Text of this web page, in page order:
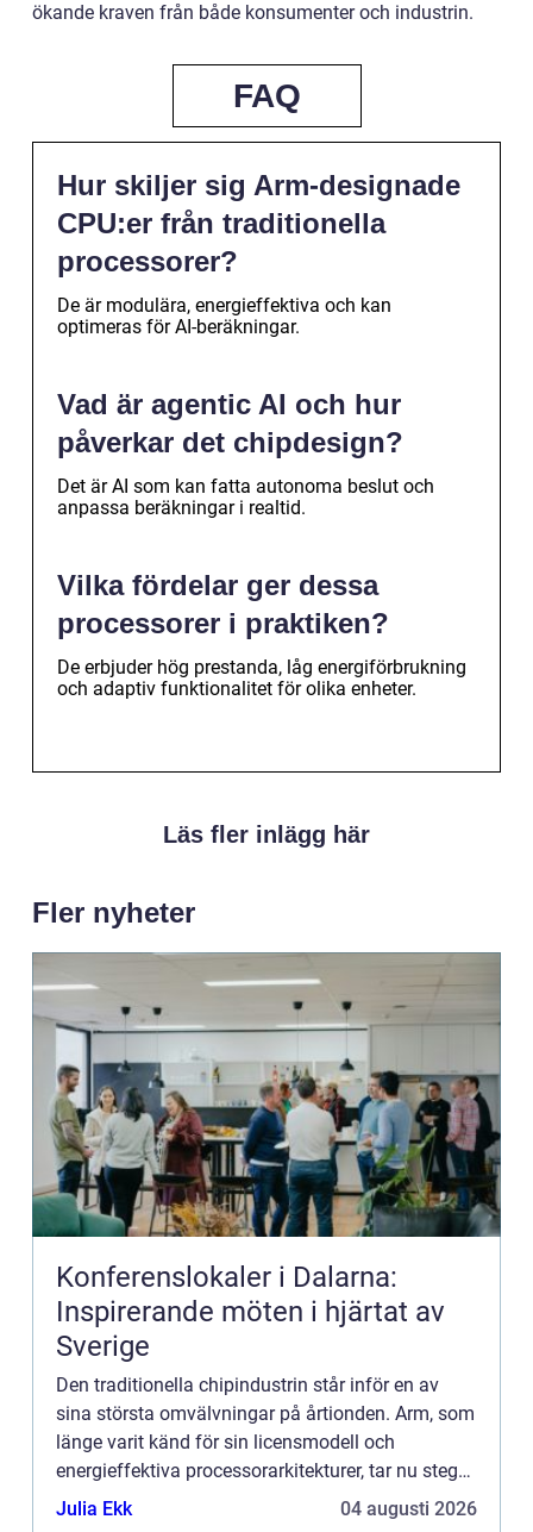
ökande kraven från både konsumenter och industrin.
FAQ
Hur skiljer sig Arm‑designade
CPU:er från traditionella
processorer?
De är modulära, energieffektiva och kan
optimeras för AI-beräkningar.
Vad är agentic AI och hur
påverkar det chipdesign?
Det är AI som kan fatta autonoma beslut och
anpassa beräkningar i realtid.
Vilka fördelar ger dessa
processorer i praktiken?
De erbjuder hög prestanda, låg energiförbrukning
och adaptiv funktionalitet för olika enheter.
Läs fler inlägg här
Fler nyheter
Konferenslokaler i Dalarna:
Inspirerande möten i hjärtat av
Sverige
Den traditionella chipindustrin står inför en av
sina största omvälvningar på årtionden. Arm, som
länge varit känd för sin licensmodell och
energieffektiva processorarkitekturer, tar nu steget
in i egna...
Julia Ekk 04 augusti 2026